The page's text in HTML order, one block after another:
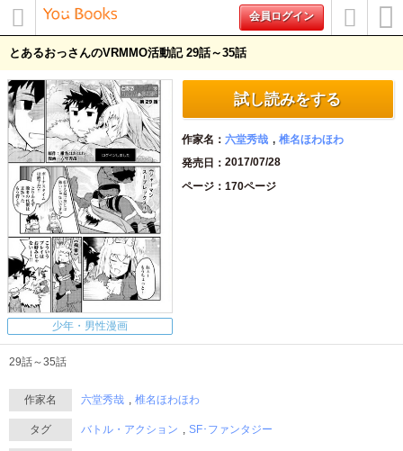
ー
会員ログイン
とあるおっさんのVRMMO活動記 29話～35話
少年・男性漫画
試し読みをする
作家名 六堂秀哉
椎名ほわほわ
発売日
2017/07/28
ページ
170ページ
29話～35話
作家名 六堂秀哉 椎名ほわほわ
タグ バトル・アクション SF･ファンタジー